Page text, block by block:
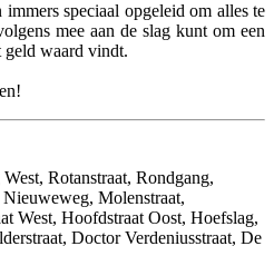
speciaal opgeleid om alles te
mee aan de slag kunt om een
geld waard vindt.
Rotanstraat, Rondgang,
Nieuweweg, Molenstraat,
West, Hoofdstraat Oost, Hoefslag,
Doctor Verdeniusstraat, De